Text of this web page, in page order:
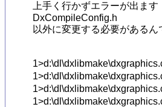
上手く行かずエラーが出ます
DxCompileConfig.h
以外に変更する必要があるん